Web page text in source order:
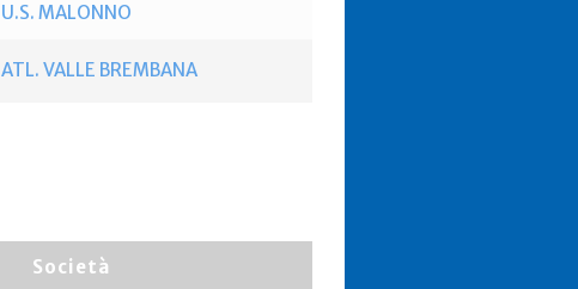
U.S. MALONNO
ATL. VALLE BREMBANA
Società